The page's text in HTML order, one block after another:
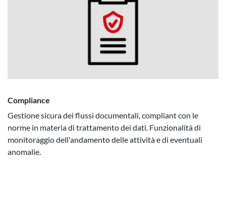
Compliance
Gestione sicura dei flussi documentali, compliant con le
norme in materia di trattamento dei dati. Funzionalità di
monitoraggio dell'andamento delle attività e di eventuali
anomalie.